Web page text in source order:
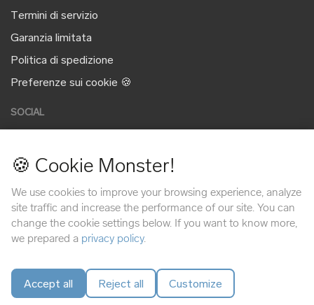
🍪 Cookie Monster!
We use cookies to improve your browsing experience, analyze
site traffic and increase the performance of our site. You can
change the cookie settings below. If you want to know more,
we prepared a privacy policy.
Accept all Reject all Customize
Termini di servizio
Garanzia limitata
Politica di spedizione
Preferenze sui cookie 🍪
SOCIAL